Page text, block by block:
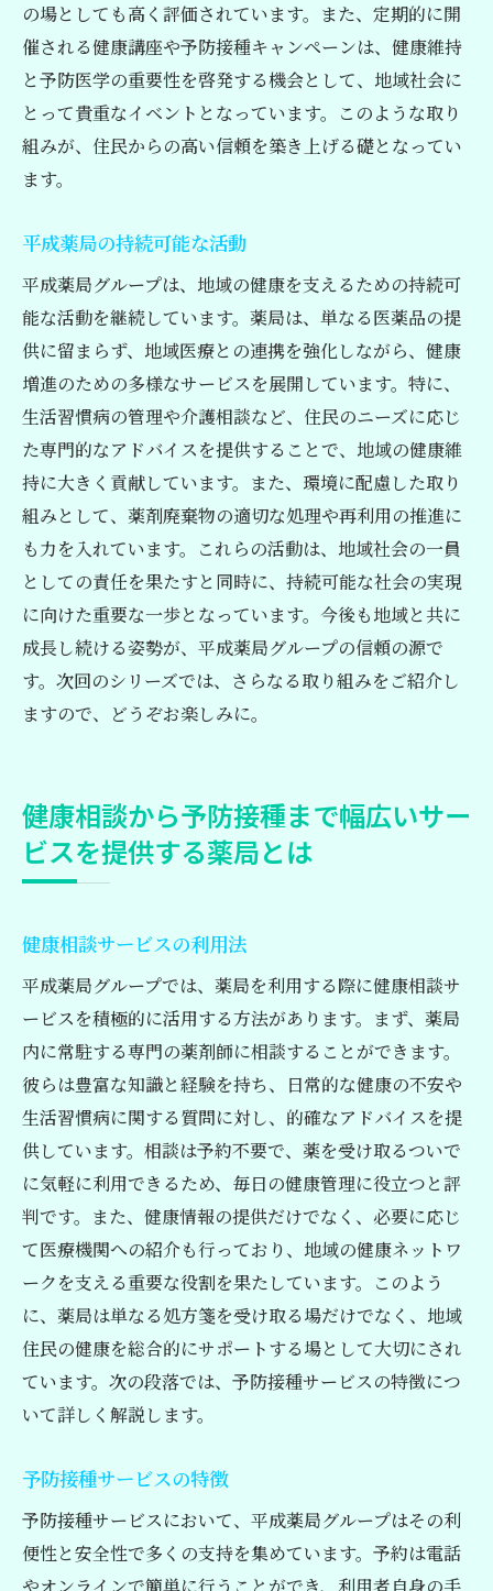
の場としても高く評価されています。また、定期的に開
催される健康講座や予防接種キャンペーンは、健康維持
と予防医学の重要性を啓発する機会として、地域社会に
とって貴重なイベントとなっています。このような取り
組みが、住民からの高い信頼を築き上げる礎となってい
ます。
平成薬局の持続可能な活動
平成薬局グループは、地域の健康を支えるための持続可
能な活動を継続しています。薬局は、単なる医薬品の提
供に留まらず、地域医療との連携を強化しながら、健康
増進のための多様なサービスを展開しています。特に、
生活習慣病の管理や介護相談など、住民のニーズに応じ
た専門的なアドバイスを提供することで、地域の健康維
持に大きく貢献しています。また、環境に配慮した取り
組みとして、薬剤廃棄物の適切な処理や再利用の推進に
も力を入れています。これらの活動は、地域社会の一員
としての責任を果たすと同時に、持続可能な社会の実現
に向けた重要な一歩となっています。今後も地域と共に
成長し続ける姿勢が、平成薬局グループの信頼の源で
す。次回のシリーズでは、さらなる取り組みをご紹介し
ますので、どうぞお楽しみに。
健康相談から予防接種まで幅広いサー
ビスを提供する薬局とは
健康相談サービスの利用法
平成薬局グループでは、薬局を利用する際に健康相談サ
ービスを積極的に活用する方法があります。まず、薬局
内に常駐する専門の薬剤師に相談することができます。
彼らは豊富な知識と経験を持ち、日常的な健康の不安や
生活習慣病に関する質問に対し、的確なアドバイスを提
供しています。相談は予約不要で、薬を受け取るついで
に気軽に利用できるため、毎日の健康管理に役立つと評
判です。また、健康情報の提供だけでなく、必要に応じ
て医療機関への紹介も行っており、地域の健康ネットワ
ークを支える重要な役割を果たしています。このよう
に、薬局は単なる処方箋を受け取る場だけでなく、地域
住民の健康を総合的にサポートする場として大切にされ
ています。次の段落では、予防接種サービスの特徴につ
いて詳しく解説します。
予防接種サービスの特徴
予防接種サービスにおいて、平成薬局グループはその利
便性と安全性で多くの支持を集めています。予約は電話